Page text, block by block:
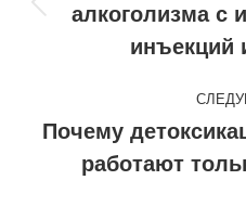
записям
алкоголизма с
инъекций
Почему
работают